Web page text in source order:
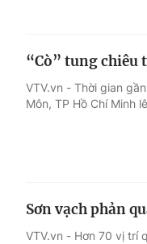
“Cò” tung chiêu
VTV.vn - Thời gian
Môn, TP Hồ Chí Minh
Sơn vạch phản
VTV.vn - Hơn 70 vị trí